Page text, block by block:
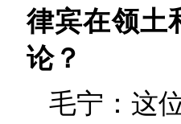
律宾在领土
论？
毛宁：这